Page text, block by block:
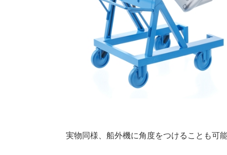
実物同様、船外機に角度をつけることも可